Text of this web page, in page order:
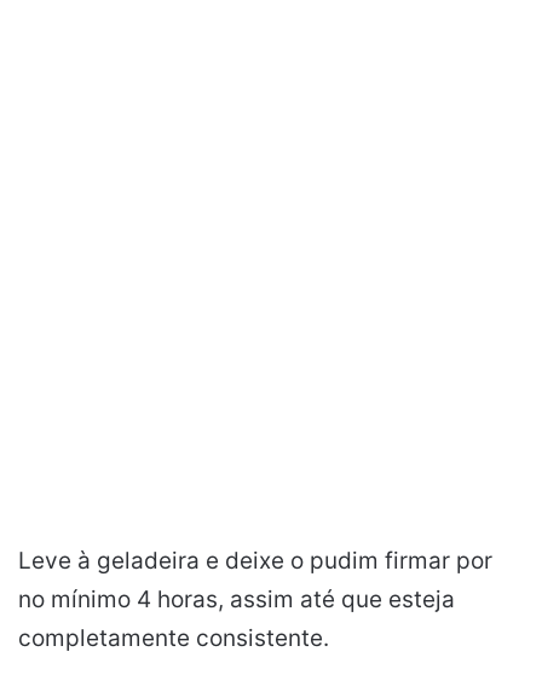
Leve à geladeira e deixe o pudim firmar por
no mínimo 4 horas, assim até que esteja
completamente consistente.